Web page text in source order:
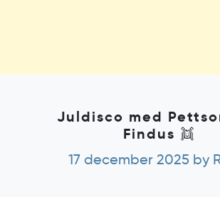
Juldisco med
Findus 👯
17 december 2025 by